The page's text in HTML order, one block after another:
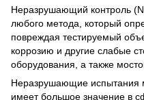
Неразрушающий контроль
любого метода, который
повреждая тестируемый
коррозию и другие слабые
оборудования, а также
Неразрушающие испытания
имеет большое значение в